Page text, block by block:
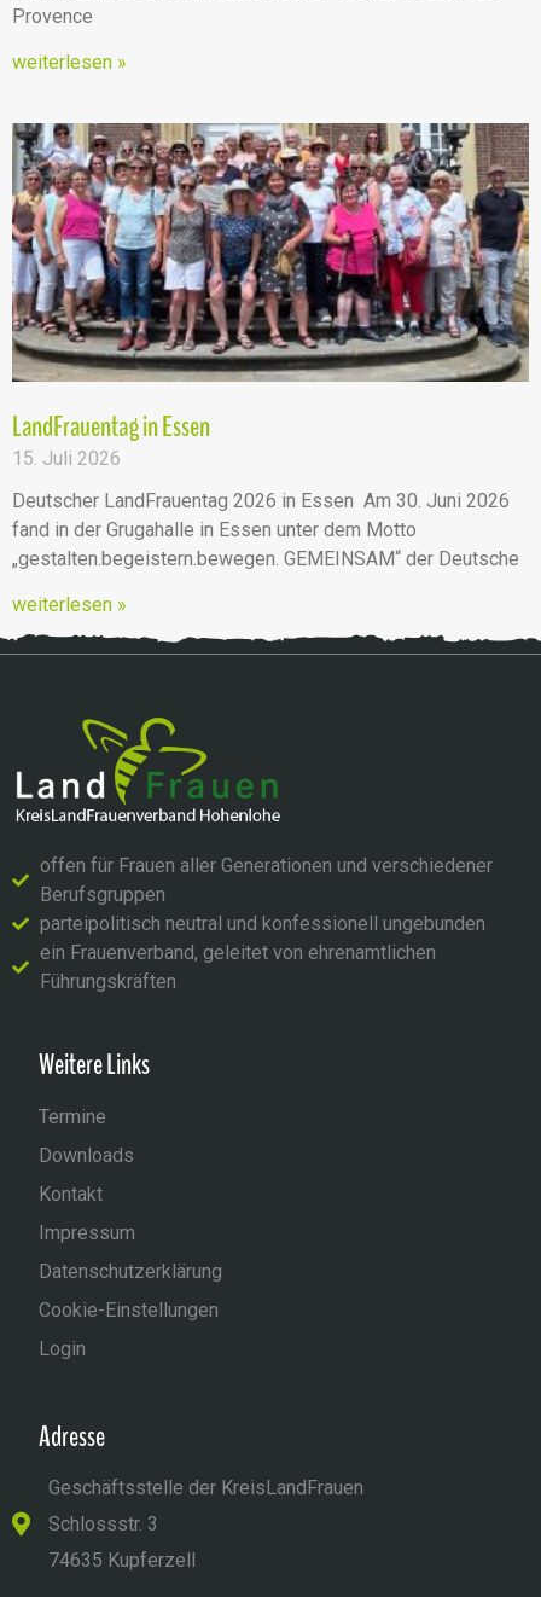
Provence
weiterlesen »
LandFrauentag in Essen
15. Juli 2026
Deutscher LandFrauentag 2026 in Essen Am 30. Juni 2026
fand in der Grugahalle in Essen unter dem Motto
„gestalten.begeistern.bewegen. GEMEINSAM“ der Deutsche
weiterlesen »
offen für Frauen aller Generationen und verschiedener
Berufsgruppen
parteipolitisch neutral und konfessionell ungebunden
ein Frauenverband, geleitet von ehrenamtlichen
Führungskräften
Weitere Links
Termine
Downloads
Kontakt
Impressum
Datenschutzerklärung
Cookie-Einstellungen
Login
Adresse
Geschäftsstelle der KreisLandFrauen
Schlossstr. 3
74635 Kupferzell